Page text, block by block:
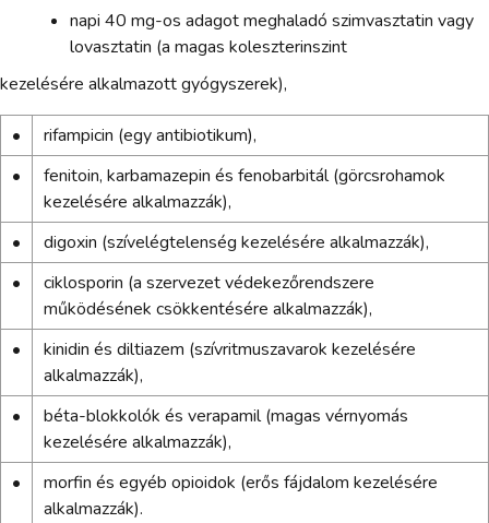
napi 40 mg-os adagot meghaladó szimvasztatin vagy
lovasztatin (a magas koleszterinszint
kezelésére alkalmazott gyógyszerek),
•
rifampicin (egy antibiotikum),
•
fenitoin, karbamazepin és fenobarbitál (görcsrohamok
kezelésére alkalmazzák),
•
digoxin (szívelégtelenség kezelésére alkalmazzák),
•
ciklosporin (a szervezet védekezőrendszere
működésének csökkentésére alkalmazzák),
•
kinidin és diltiazem (szívritmuszavarok kezelésére
alkalmazzák),
•
béta-blokkolók és verapamil (magas vérnyomás
kezelésére alkalmazzák),
•
morfin és egyéb opioidok (erős fájdalom kezelésére
alkalmazzák).